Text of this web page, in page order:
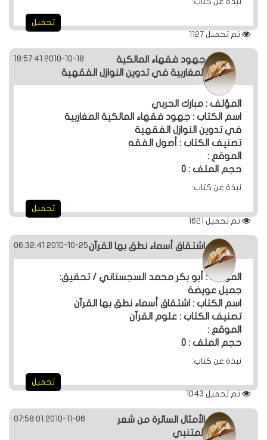
تحميل
تم تحميل1127
2010-10-18 18:57:41
جهود فقهاء المالكية
المغاربية في تدوين النوازل الفقهية
المؤلف : مبارك الحربي
اسم الكتاب : جهود فقهاء المالكية المغاربية
في تدوين النوازل الفقهية
تصنيف الكتاب : أصول الفقه
الموقع :
حجم الملف : 0
نبذة عن كتاب:
تحميل
تم تحميل 1621
2010-10-25 06:32:41اشتقاق أسماء نطق بها القرآن
المؤلف : أبو بكر محمد السجستاني / تحقيق:
جميل عويضة
اسم الكتاب : اشتقاق أسماء نطق بها القرآن
تصنيف الكتاب : علوم القرآن
الموقع :
حجم الملف : 0
نبذة عن كتاب:
تحميل
تم تحميل 1043
2010-11-06 07:58:01
الأمثال السائرة من شعر
المتنبي